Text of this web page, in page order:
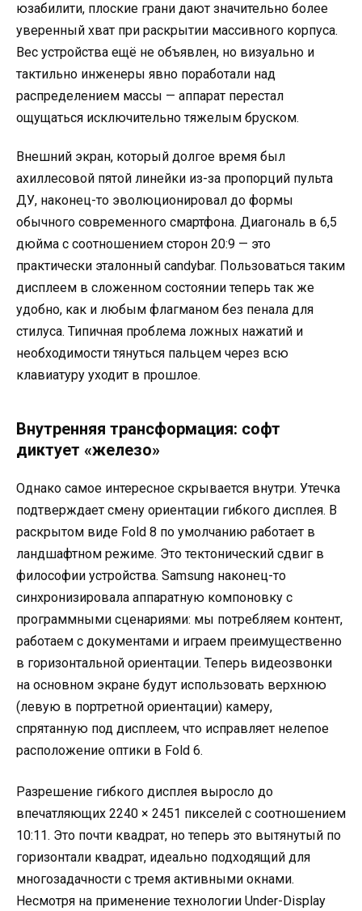
юзабилити, плоские грани дают значительно более
уверенный хват при раскрытии массивного корпуса.
Вес устройства ещё не объявлен, но визуально и
тактильно инженеры явно поработали над
распределением массы — аппарат перестал
ощущаться исключительно тяжелым бруском.
Внешний экран, который долгое время был
ахиллесовой пятой линейки из-за пропорций пульта
ДУ, наконец-то эволюционировал до формы
обычного современного смартфона. Диагональ в 6,5
дюйма с соотношением сторон 20:9 — это
практически эталонный candybar. Пользоваться таким
дисплеем в сложенном состоянии теперь так же
удобно, как и любым флагманом без пенала для
стилуса. Типичная проблема ложных нажатий и
необходимости тянуться пальцем через всю
клавиатуру уходит в прошлое.
Внутренняя трансформация: софт
диктует «железо»
Однако самое интересное скрывается внутри. Утечка
подтверждает смену ориентации гибкого дисплея. В
раскрытом виде Fold 8 по умолчанию работает в
ландшафтном режиме. Это тектонический сдвиг в
философии устройства. Samsung наконец-то
синхронизировала аппаратную компоновку с
программными сценариями: мы потребляем контент,
работаем с документами и играем преимущественно
в горизонтальной ориентации. Теперь видеозвонки
на основном экране будут использовать верхнюю
(левую в портретной ориентации) камеру,
спрятанную под дисплеем, что исправляет нелепое
расположение оптики в Fold 6.
Разрешение гибкого дисплея выросло до
впечатляющих 2240 × 2451 пикселей с соотношением
10:11. Это почти квадрат, но теперь это вытянутый по
горизонтали квадрат, идеально подходящий для
многозадачности с тремя активными окнами.
Несмотря на применение технологии Under-Display